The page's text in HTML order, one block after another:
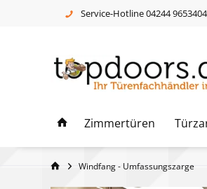
Service-Hotline 04244 9653404
Zimmertüren
Windfang - Umfassungszarge